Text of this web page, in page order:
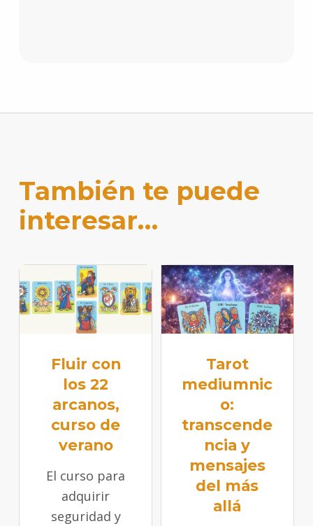
También te puede
interesar…
Fluir con
los 22
arcanos,
curso de
verano
El curso para
adquirir
seguridad y
Tarot
mediumnic
o:
transcende
ncia y
mensajes
del más
allá